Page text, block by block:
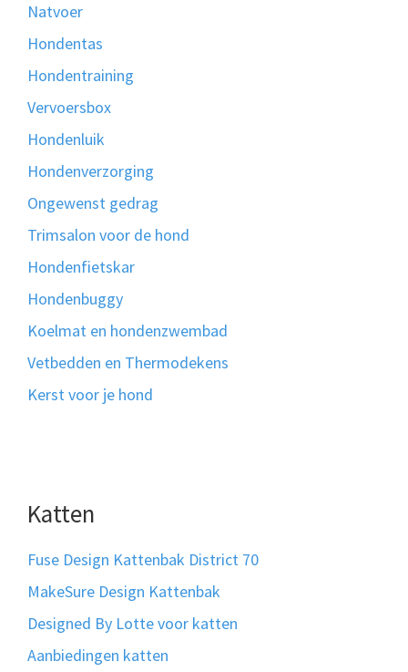
Natvoer
Hondentas
Hondentraining
Vervoersbox
Hondenluik
Hondenverzorging
Ongewenst gedrag
Trimsalon voor de hond
Hondenfietskar
Hondenbuggy
Koelmat en hondenzwembad
Vetbedden en Thermodekens
Kerst voor je hond
Katten
Fuse Design Kattenbak District 70
MakeSure Design Kattenbak
Designed By Lotte voor katten
Aanbiedingen katten